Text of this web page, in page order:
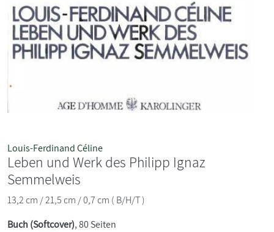
Louis-Ferdinand Céline
Leben und Werk des Philipp Ignaz
Semmelweis
13,2 cm / 21,5 cm / 0,7 cm ( B/H/T )
Buch (Softcover), 80 Seiten